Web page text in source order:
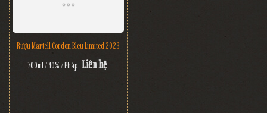
Rượu Martell Cordon Bleu Limited 2023
700ml / 40% / Pháp Liên hệ